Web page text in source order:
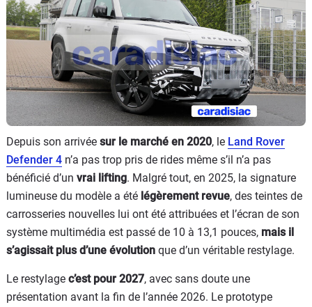
Depuis son arrivée sur le marché en 2020, le Land Rover
Defender 4 n’a pas trop pris de rides même s’il n’a pas
bénéficié d’un vrai lifting. Malgré tout, en 2025, la signature
lumineuse du modèle a été légèrement revue, des teintes de
carrosseries nouvelles lui ont été attribuées et l’écran de son
système multimédia est passé de 10 à 13,1 pouces, mais il
s’agissait plus d’une évolution que d’un véritable restylage.
Le restylage c’est pour 2027, avec sans doute une
présentation avant la fin de l’année 2026. Le prototype